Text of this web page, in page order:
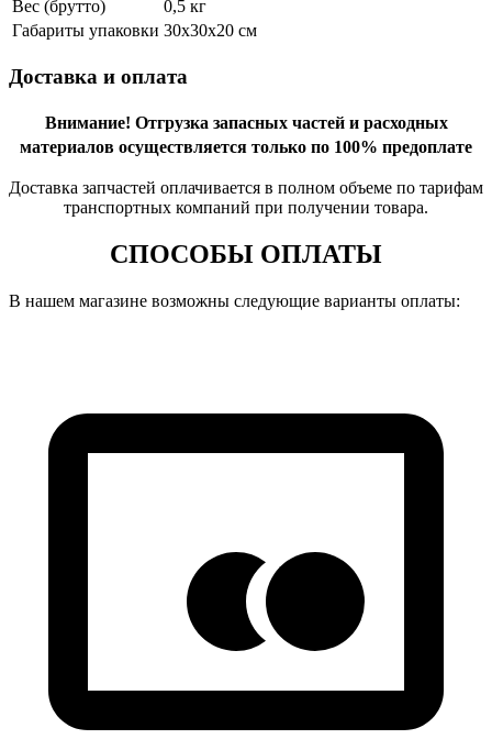
Вес (брутто)
0,5 кг
Габариты упаковки 30х30х20 см
Доставка и оплата
Внимание! Отгрузка запасных частей и расходных
материалов осуществляется только по 100% предоплате
Доставка запчастей оплачивается в полном объеме по тарифам
транспортных компаний при получении товара.
СПОСОБЫ ОПЛАТЫ
В нашем магазине возможны следующие варианты оплаты: